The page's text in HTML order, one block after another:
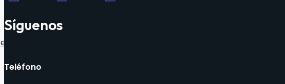
Síguenos
Teléfono